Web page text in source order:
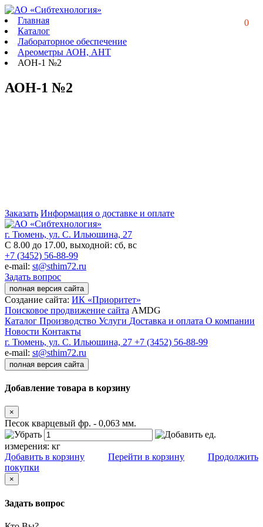
0
Главная
Каталог
Лабораторное обеспечение
Ареометры АОН, АНТ
АОН-1 №2
АОН-1 №2
Заказать Информация о доставке и оплате
г. Тюмень, ул. С. Ильюшина, 27
С 8.00 до 17.00, выходной: сб, вс
+7 (3452) 56-88-99
e-mail: st@sthim72.ru
Задать вопрос
полная версия сайта
Создание сайта: ИК «Приоритет»
Поисковое продвижение сайта AMDG
Каталог Производство Услуги Доставка и оплата О компании
Новости Контакты
г. Тюмень, ул. С. Ильюшина, 27 +7 (3452) 56-88-99
e-mail: st@sthim72.ru
полная версия сайта
Добавление товара в корзину
×
Песок кварцевый фр. - 0,063 мм.
ед.
измерения: кг
Добавить в корзину
Перейти в корзину
Продолжить
покупки
×
Задать вопрос